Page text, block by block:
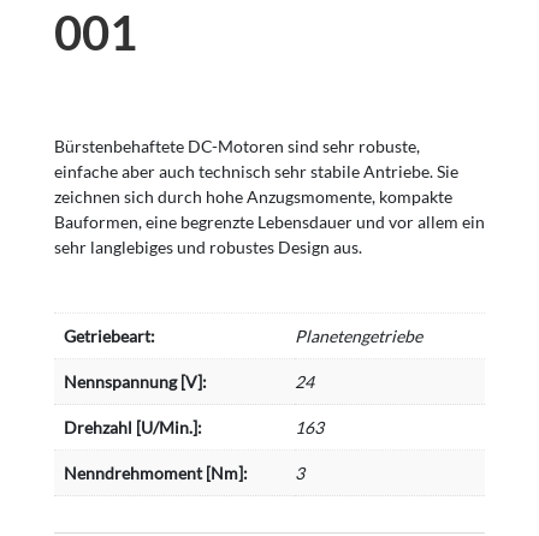
001
Bürstenbehaftete DC-Motoren sind sehr robuste,
einfache aber auch technisch sehr stabile Antriebe. Sie
zeichnen sich durch hohe Anzugsmomente, kompakte
Bauformen, eine begrenzte Lebensdauer und vor allem ein
sehr langlebiges und robustes Design aus.
Getriebeart: Planetengetriebe
Nennspannung [V]: 24
Drehzahl [U/Min.]: 163
Nenndrehmoment [Nm]: 3